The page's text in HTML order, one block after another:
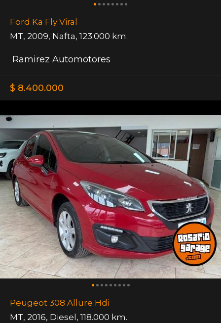
Ford Ka Fly Viral
MT, 2009, Nafta, 123.000 km.
Ramirez Automotores
$ 8.400.000
Peugeot 308 Allure Hdi
MT, 2016, Diesel , 118.000 km.